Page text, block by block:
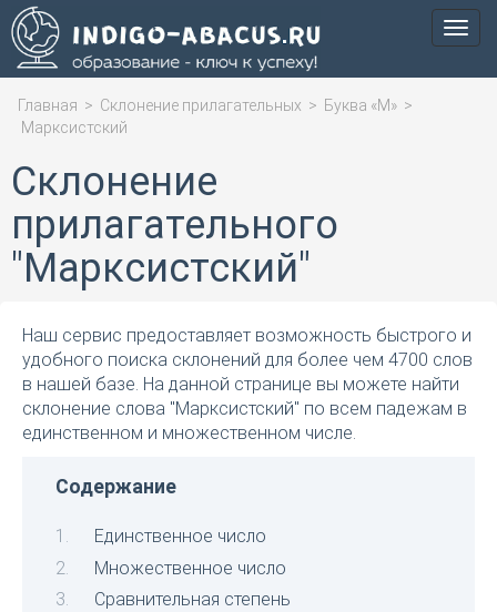
Меню
Главная > Склонение прилагательных > Буква «М» >
Марксистский
Склонение
прилагательного
"Марксистский"
Наш сервис предоставляет возможность быстрого и
удобного поиска склонений для более чем 4700 слов
в нашей базе. На данной странице вы можете найти
склонение слова "Марксистский" по всем падежам в
единственном и множественном числе.
Содержание
Единственное число
Множественное число
Сравнительная степень